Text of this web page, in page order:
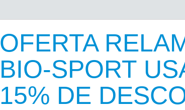
OFERTA
BIO-SPORT
15% DE